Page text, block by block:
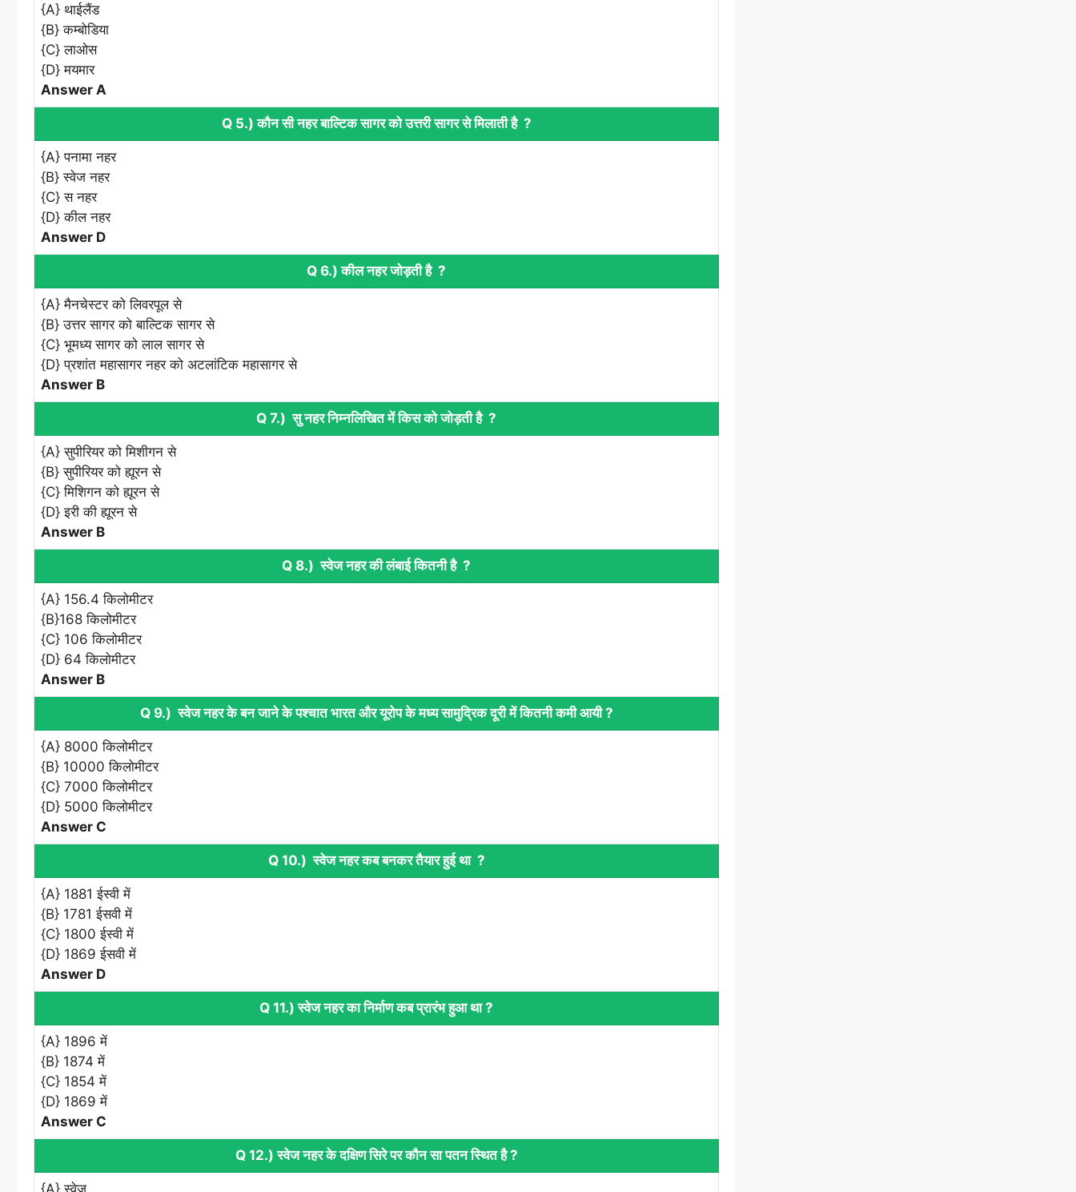
{A} थाईलैंड
{B} कम्बोडिया
{C} लाओस
{D} मयमार
Answer A
Q 5.) कौन सी नहर बाल्टिक सागर को उत्तरी सागर से मिलाती है ?
{A} पनामा नहर
{B} स्वेज नहर
{C} स नहर
{D} कील नहर
Answer D
Q 6.) कील नहर जोड़ती है ?
{A} मैनचेस्टर को लिवरपूल से
{B} उत्तर सागर को बाल्टिक सागर से
{C} भूमध्य सागर को लाल सागर से
{D} प्रशांत महासागर नहर को अटलांटिक महासागर से
Answer B
Q 7.) सु नहर निम्नलिखित में किस को जोड़ती है ?
{A} सुपीरियर को मिशीगन से
{B} सुपीरियर को ह्यूरन से
{C} मिशिगन को ह्यूरन से
{D} इरी की ह्यूरन से
Answer B
Q 8.) स्वेज नहर की लंबाई कितनी है ?
{A} 156.4 किलोमीटर
{B}168 किलोमीटर
{C} 106 किलोमीटर
{D} 64 किलोमीटर
Answer B
Q 9.) स्वेज नहर के बन जाने के पश्चात भारत और यूरोप के मध्य सामुद्रिक दूरी में कितनी कमी आयी ?
{A} 8000 किलोमीटर
{B} 10000 किलोमीटर
{C} 7000 किलोमीटर
{D} 5000 किलोमीटर
Answer C
Q 10.) स्वेज नहर कब बनकर तैयार हुई था ?
{A} 1881 ईस्वी में
{B} 1781 ईसवी में
{C} 1800 ईस्वी में
{D} 1869 ईसवी में
Answer D
Q 11.) स्वेज नहर का निर्माण कब प्रारंभ हुआ था ?
{A} 1896 में
{B} 1874 में
{C} 1854 में
{D} 1869 में
Answer C
Q 12.) स्वेज नहर के दक्षिण सिरे पर कौन सा पतन स्थित है ?
{A} स्वेज